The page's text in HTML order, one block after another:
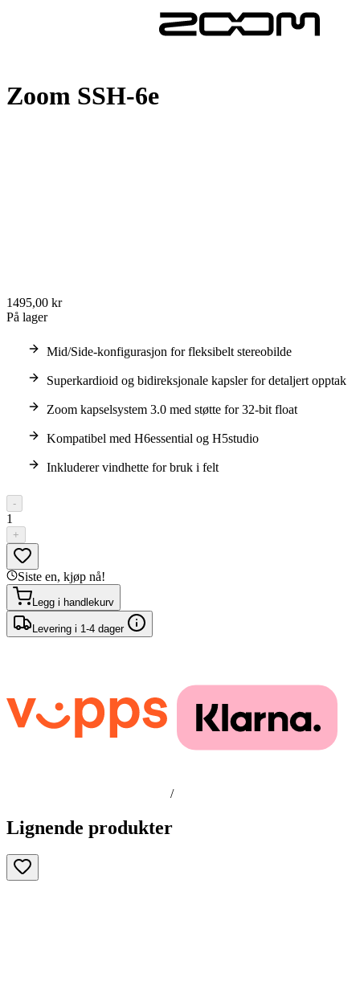
Zoom SSH-6e
1495,00 kr
På lager
Mid/Side-konfigurasjon for fleksibelt stereobilde
Superkardioid og bidireksjonale kapsler for detaljert opptak
Zoom kapselsystem 3.0 med støtte for 32-bit float
Kompatibel med H6essential og H5studio
Inkluderer vindhette for bruk i felt
-
1
+
Siste en, kjøp nå!
Legg i handlekurv
Levering i 1-4 dager
/
Lignende produkter